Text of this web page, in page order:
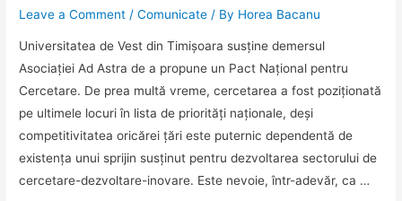
Extraordinar
și
Plenipotențiar
al
Mexicului
în
România
Leave a Comment /Comunicate / By Horea Bacanu
Universitatea de Vest din Timișoara susține demersul
Asociației Ad Astra de a propune un Pact Național pentru
Cercetare. De prea multă vreme, cercetarea a fost poziționată
pe ultimele locuri în lista de priorități naționale, deși
competitivitatea oricărei țări este puternic dependentă de
existența unui sprijin susținut pentru dezvoltarea sectorului de
cercetare-dezvoltare-inovare. Este nevoie, într-adevăr, ca …